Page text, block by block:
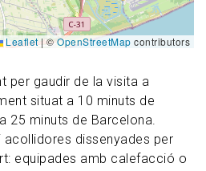
per gaudir de la visita a
situat a 10 minuts de
25 minuts de Barcelona.
acollidores dissenyades per
equipades amb calefacció o
Leaflet |©OpenStreetMap contributors